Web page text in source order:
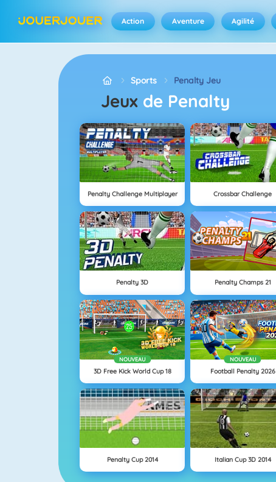
Action Aventure Agilité
Sports Penalty Jeu
Jeux de Penalty
Penalty Challenge Multiplayer Crossbar Challenge
Penalty 3D Penalty Champs 21
NOUVEAU
3D Free Kick World Cup 18
NOUVEAU
Football Penalty 2026
Penalty Cup 2014 Italian Cup 3D 2014